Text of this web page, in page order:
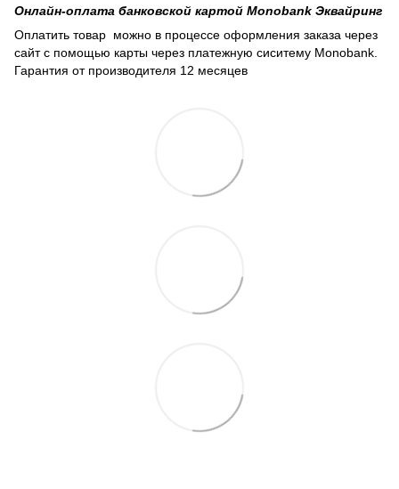
Онлайн-оплата банковской картой Monobank Эквайринг
Оплатить товар можно в процессе оформления заказа через
сайт с помощью карты через платежную сиситему Monobank.
Гарантия от производителя 12 месяцев